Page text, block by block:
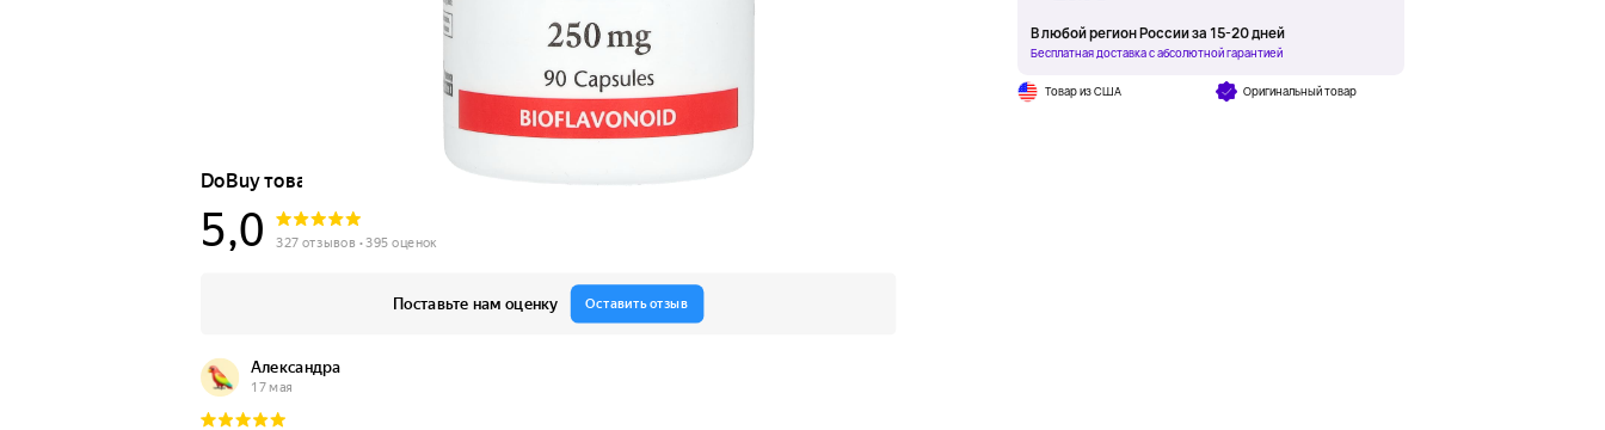
В любой регион России за 15-20 дней
Бесплатная доставка с абсолютной гарантией
Товар из США Оригинальный товар